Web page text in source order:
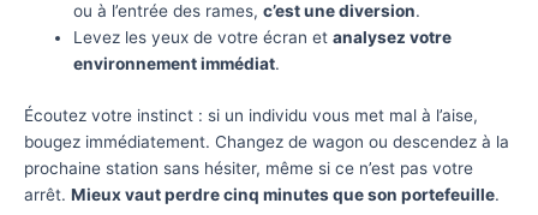
ou à l’entrée des rames,c’est une diversion.
Levez les yeux de votre écran etanalysez votre
environnement immédiat.
Écoutez votre instinct : si un individu vous met mal à l’aise,
bougez immédiatement. Changez de wagon ou descendez à la
prochaine station sans hésiter, même si ce n’est pas votre
arrêt. Mieux vaut perdre cinq minutes que son portefeuille.